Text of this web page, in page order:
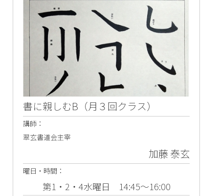
書に親しむB（月３回クラス）
講師：
翠玄書道会主宰
加藤 泰玄
曜日・時間：
第1・2・4水曜日 14:45～16:00